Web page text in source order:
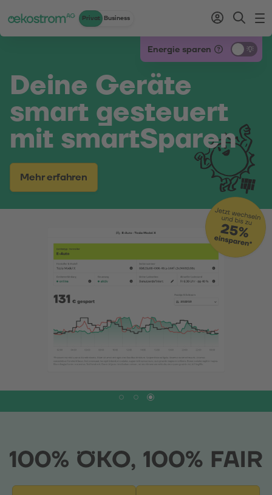
Privat Business
Energie sparen
Deine Geräte
smart gesteuert
mit smartSparen
Mehr erfahren